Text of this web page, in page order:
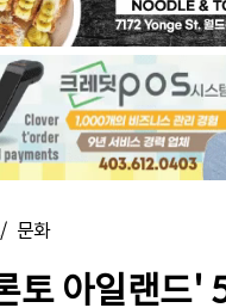
/ 문화
토 아일랜드'